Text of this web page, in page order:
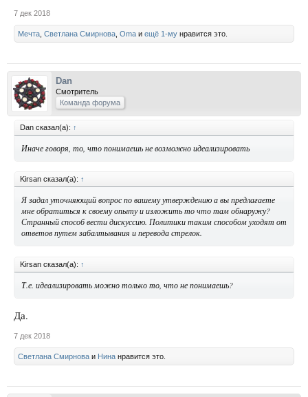
7 дек 2018
Мечта Светлана Смирнова Oma и ещё 1-му нравится это.
Dan
Смотритель
Команда форума
Dan сказал(а): ↑
Иначе говоря, то, что понимаешь не возможно идеализировать
Kirsan сказал(а): ↑
Я задал уточняющий вопрос по вашему утверждению а вы предлагаете
мне обратиться к своему опыту и изложить то что там обнаружу?
Странный способ вести дискуссию. Политики таким способом уходят от
ответов путем забалтывания и перевода стрелок.
Kirsan сказал(а): ↑
Т.е. идеализировать можно только то, что не понимаешь?
Да.
7 дек 2018
Светлана Смирнова и Нина нравится это.